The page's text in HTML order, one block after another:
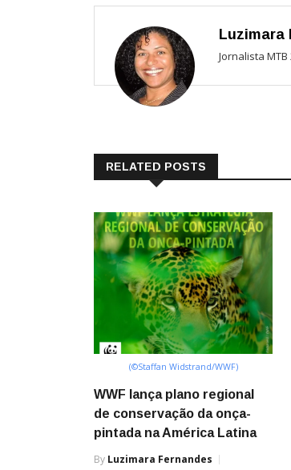
Luzimara
Jornalista MTB
RELATED POSTS
(©Staffan Widstrand/WWF)
WWF lança plano regional
de conservação da onça-
pintada na América Latina
By Luzimara Fernandes